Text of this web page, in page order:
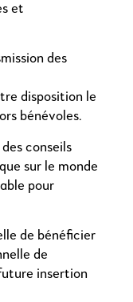
et
des
disposition le
bénévoles.
conseils
sur le monde
pour
de bénéficier
de
insertion